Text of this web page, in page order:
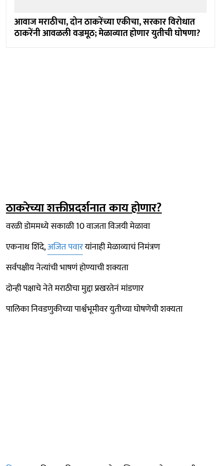
आवाज मराठीचा, दोन ठाकरेंच्या एकीचा, सरकार विरोधात
ठाकरेंनी आवळली वज्रमूठ; मेळाव्यात होणार युतीची घोषणा?
ठाकरेच्या शक्तीप्रदर्शनात काय होणार?
वरळी डोममध्ये सकाळी 10 वाजता विजयी मेळावा
एकनाथ शिंदे,अजित पवारयांनाही मेळाव्याचं निमंत्रण
सर्वपक्षीय नेत्यांची भाषणं होण्याची शक्यता
दोन्ही पक्षाचे नेते मराठीचा मुद्दा प्रखरतेनं मांडणार
पालिका निवडणुकीच्या पार्श्वभूमीवर युतीच्या घोषणेची शक्यता